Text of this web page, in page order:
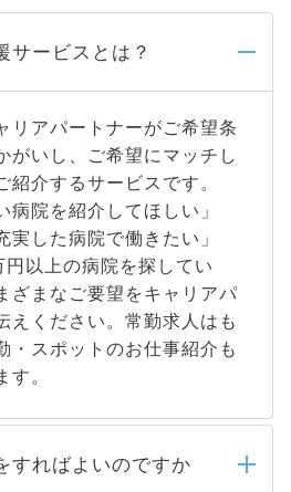
サービスとは？
リアパートナーがご希望条
がいし、ご希望にマッチし
紹介するサービスです。
病院を紹介してほしい」
実した病院で働きたい」
円以上の病院を探してい
ざまなご要望をキャリアパ
えください。常勤求人はも
・スポットのお仕事紹介も
。
すればよいのですか